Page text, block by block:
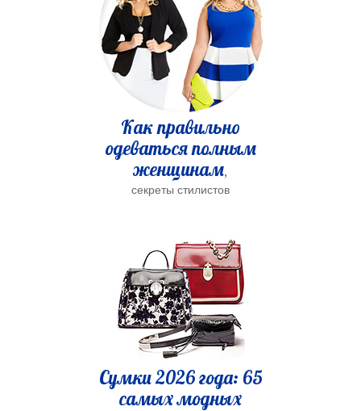
Как правильно
одеваться полным
женщинам,
секреты стилистов
Сумки 2026 года: 65
самых модных